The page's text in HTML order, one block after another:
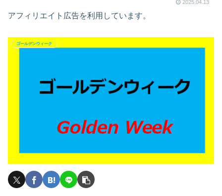
2025.04.13
アフィリエイト広告を利用しています。
ゴールデンウィーク